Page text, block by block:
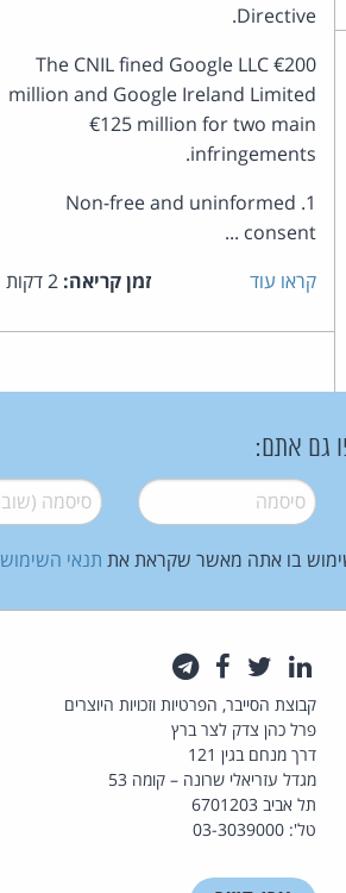
Directive.
The CNIL fined Google LLC €200
million and Google Ireland Limited
€125 million for two main
infringements.
1. Non-free and uninformed
consent ...
קראו עוד
זמן קריאה:
גם אתם:
סיסמה* סיסמה (שוב)*
בו אתה מאשר שקראת את תנאי השימוש
לינקדאין
טוויטרפייסבוק
קבוצת הסייבר, הפרטיות וזכויות היוצרים
פרל כהן צדק לצר ברץ
דרך מנחם בגין 121
מגדל עזריאלי שרונה – קומה 53
תל אביב 6701203
טל': 03-3039000